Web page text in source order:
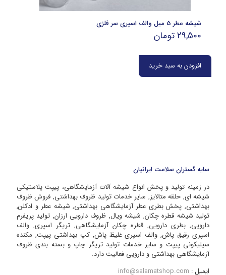
شیشه عطر 5 میل والف اسپری سر فلزی
29,500تومان
افزودن به سبد خرید
سایه گستران سلامت ایرانیان
در زمینه تولید و پخش انواع شیشه آلات آزمایشگاهی، پیپت پلاستیکی
شیشه ای, حلقه متالایز, سایر خدمات تولید ظروف بهداشتی, فروش ظروف
بهداشتی, پخش بطری عطر آزمایشگاهی بهداشتی, شیشه عطر و ادکلن,
تولید شیشه قطره چکان, شیشه ویال, ظروف دارویی ارزان, تولید پریفرم
دارویی, بطری دارویی, قطره چکان آزمایشگاهی, تریگر اسپری, والف
اسپری رقیق پاش, والف اسپری غلیظ پاش, کپ بهداشتی پیپت, مکنده
سیلیکونی پیپت و سایر خدمات تولید تریگر چاپ و بسته بندی ظروف
آزمایشگاهی بهداشتی و دارویی فعالیت دارد.
ایمیل : info@salamatshop.com